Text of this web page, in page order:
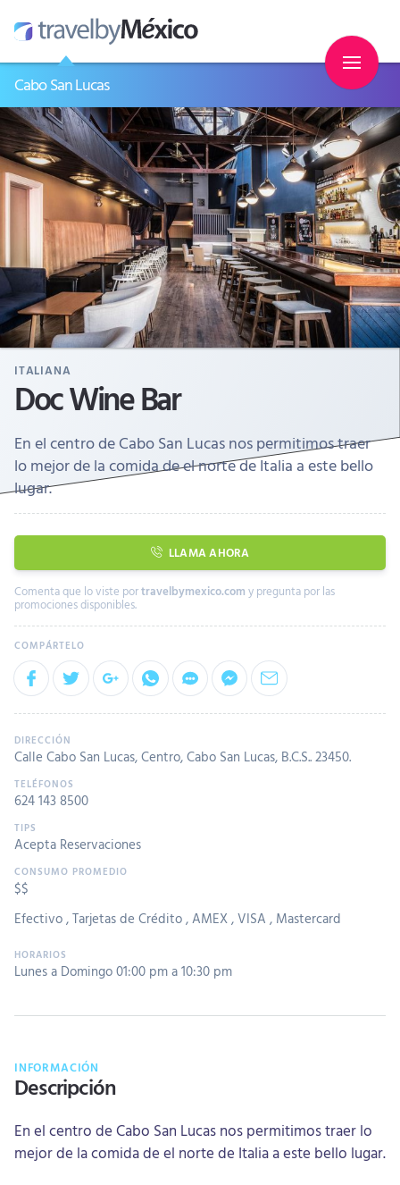
Cabo San Lucas
ITALIANA
Doc Wine Bar
En el centro de Cabo San Lucas nos permitimos traer
lo mejor de la comida de el norte de Italia a este bello
lugar.
LLAMA AHORA
Comenta que lo viste portravelbymexico.com y pregunta por las
promociones disponibles.
Calle Cabo San Lucas, Centro, Cabo San Lucas, B.C.S.. 23450.
624 143 8500
Acepta Reservaciones
$$
Efectivo,Tarjetas de Crédito,AMEX,VISA , Mastercard
Lunes a Domingo 01:00 pm a 10:30 pm
INFORMACIÓN
Descripción
En el centro de Cabo San Lucas nos permitimos traer lo
mejor de la comida de el norte de Italia a este bello lugar.